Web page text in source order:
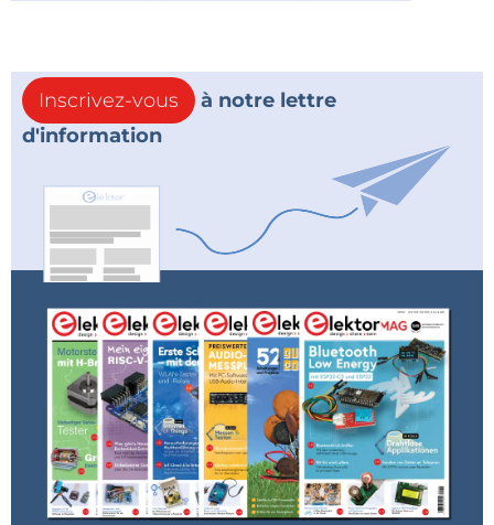
Inscrivez-vous
à notre lettre
d'information